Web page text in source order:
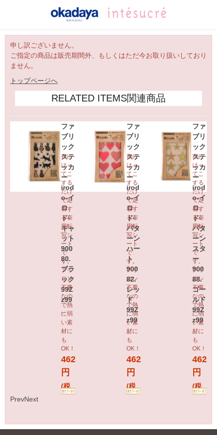
申し訳ございません。
ご指定の商品は販売期間外、もしくはただ今お取り扱いしており
ません。
トップページへ
RELATED ITEMS関連商品
ファ
ブリ
ック
ステ
ッカ
ー
irod
o-イ
ロ
ド-
キャ
ット
900
80.
ブラ
ック
99Z
z99
_
布に
はっ
てこ
する
だけ
で定
着す
る布
用転
写シ
ート
で
す。
アイ
ロン
不要
なの
で熱
に弱
い素
材に
も
OK！
462
円
(税
録(無
ファ
ブリ
ック
ステ
ッカ
ー
irod
o-イ
ロ
ド-
パタ
ーン
ハー
ト
900
82.
レッ
ド
99Z
z99
_
布に
はっ
てこ
する
だけ
で定
着す
る布
用転
写シ
ート
で
す。
アイ
ロン
不要
なの
で熱
に弱
い素
材に
も
OK！
462
円
(税
録(無
ファ
ブリ
ック
ステ
ッカ
ー
irod
o-イ
ロ
ド-
パタ
ーン
スタ
ー
900
88.
ゴー
ルド
99Z
z99
_
布に
はっ
てこ
する
だけ
で定
着す
る布
用転
写シ
ート
で
す。
アイ
ロン
不要
なの
で熱
に弱
い素
材に
も
OK！
462
円
(税
録(無
PrevNext